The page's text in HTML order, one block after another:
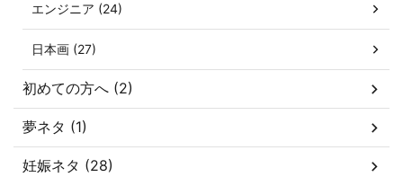
エンジニア (24)
日本画 (27)
初めての方へ (2)
夢ネタ (1)
妊娠ネタ (28)